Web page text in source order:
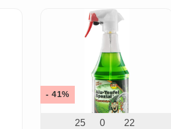
25 0 22
- 41%